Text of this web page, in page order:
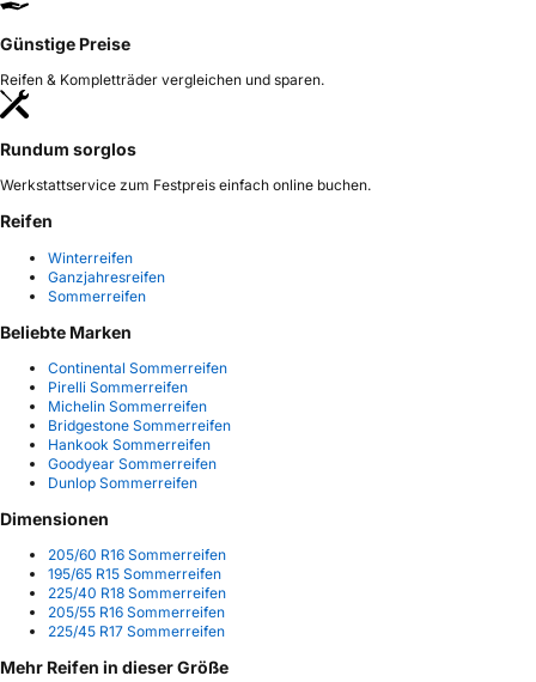
Günstige Preise
Reifen & Kompletträder vergleichen und sparen.
Rundum sorglos
Werkstattservice zum Festpreis einfach online buchen.
Reifen
Winterreifen
Ganzjahresreifen
Sommerreifen
Beliebte Marken
Continental Sommerreifen
Pirelli Sommerreifen
Michelin Sommerreifen
Bridgestone Sommerreifen
Hankook Sommerreifen
Goodyear Sommerreifen
Dunlop Sommerreifen
Dimensionen
205/60 R16 Sommerreifen
195/65 R15 Sommerreifen
225/40 R18 Sommerreifen
205/55 R16 Sommerreifen
225/45 R17 Sommerreifen
Mehr Reifen in dieser Größe